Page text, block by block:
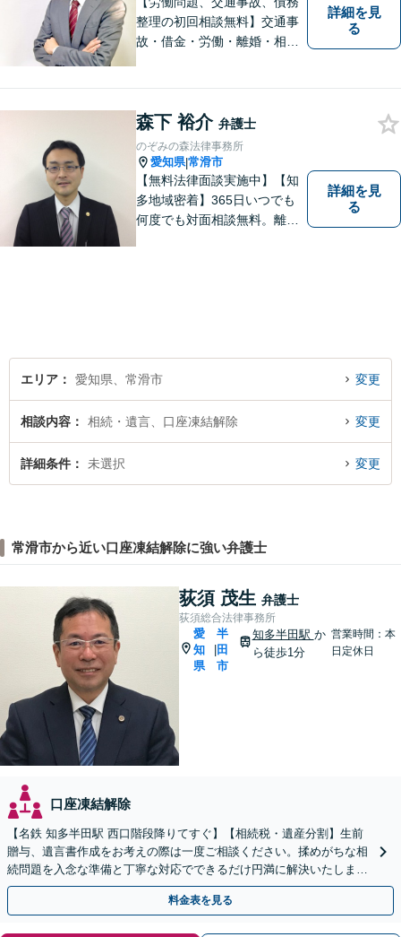
整理の初回相談無料】交通事
故・借金・労働・離婚・相続
町、東浦町、美浜町、南知多
町などでお困りの方がいまし
たらすぐにご相談ください。
詳細を見
る
森下 裕介 弁護士
のぞみの森法律事務所
愛知県|常滑市
【無料法律面談実施中】【知
多地域密着】365日いつでも
何度でも対面相談無料。離
詳細を見
る
エリア 愛知県、常滑市 変更
相談内容 相続・遺言、口座凍結解除 変更
詳細条件 未選択 変更
常滑市から近い口座凍結解除に強い弁護士
荻須 茂生 弁護士
荻須総合法律事務所
愛
知
県
半
田
市
知多半田駅 か
ら徒歩1分
営業時間：本
日定休日
口座凍結解除
【名鉄 知多半田駅 西口階段降りてすぐ】【相続税・遺産分割】生前
贈与、遺言書作成をお考えの際は一度ご相談ください。揉めがちな相
続問題を入念な準備と丁寧な対応でできるだけ円満に解決いたしま
す。他士業連携で手間も最小限に。【初回相談30分無料】
料金表を見る